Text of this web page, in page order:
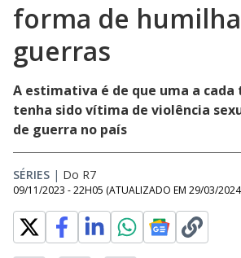
forma de
guerras
A estimativa é de que uma a
tenha sido vítima de violência
de guerra no país
SÉRIES | Do R7
09/11/2023 - 22H05 (ATUALIZADO EM 29/03/